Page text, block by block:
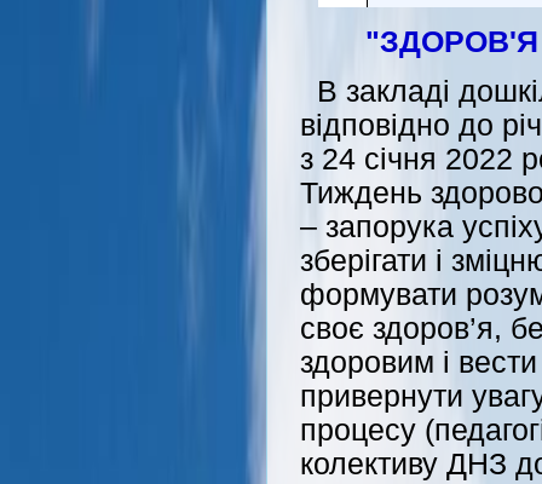
"ЗДОРОВ'Я
В закладі
відповідно до
з 24 січня 2022
Тиждень
– запорука
зберігати і
формувати
своє здоров’я,
здоровим і
привернути
процесу
колективу ДНЗ